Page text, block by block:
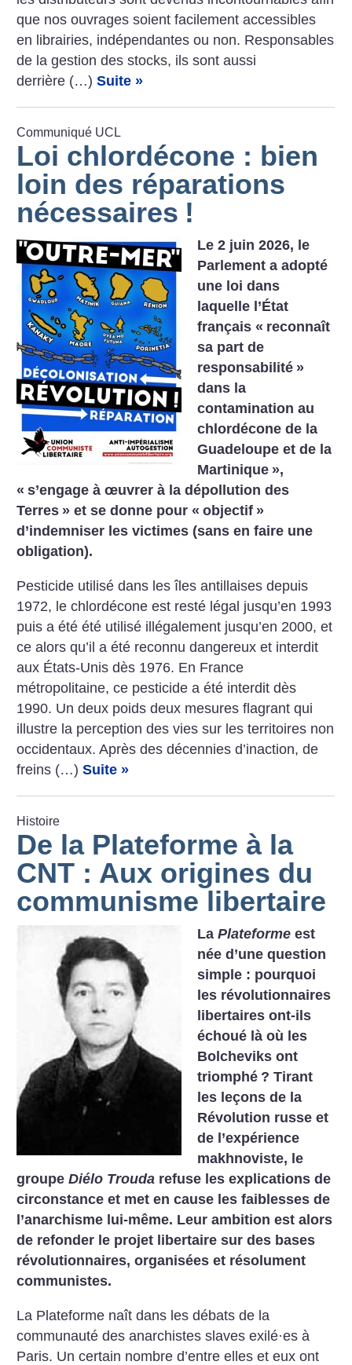
que nos ouvrages soient facilement accessibles
en librairies, indépendantes ou non. Responsables
de la gestion des stocks, ils sont aussi
derrière (…)Suite »
Communiqué UCL
Loi chlordécone : bien
loin des réparations
nécessaires !
Le 2 juin 2026, le
Parlement a adopté
une loi dans
laquelle l’État
français « reconnaît
sa part de
responsabilité »
dans la
contamination au
chlordécone de la
Guadeloupe et de la
Martinique »,
« s’engage à œuvrer à la dépollution des
Terres » et se donne pour « objectif »
d’indemniser les victimes (sans en faire une
obligation).
Pesticide utilisé dans les îles antillaises depuis
1972, le chlordécone est resté légal jusqu’en 1993
puis a été été utilisé illégalement jusqu’en 2000, et
ce alors qu’il a été reconnu dangereux et interdit
aux États-Unis dès 1976. En France
métropolitaine, ce pesticide a été interdit dès
1990. Un deux poids deux mesures flagrant qui
illustre la perception des vies sur les territoires non
occidentaux. Après des décennies d’inaction, de
freins (…)Suite »
Histoire
De la Plateforme à la
CNT : Aux origines du
communisme libertaire
LaPlateforme est
née d’une question
simple : pourquoi
les révolutionnaires
libertaires ont-ils
échoué là où les
Bolcheviks ont
triomphé ? Tirant
les leçons de la
Révolution russe et
de l’expérience
makhnoviste, le
groupeDiélo Trouda refuse les explications de
circonstance et met en cause les faiblesses de
l’anarchisme lui-même. Leur ambition est alors
de refonder le projet libertaire sur des bases
révolutionnaires, organisées et résolument
communistes.
La Plateforme naît dans les débats de la
communauté des anarchistes slaves exilé·es à
Paris. Un certain nombre d’entre elles et eux ont